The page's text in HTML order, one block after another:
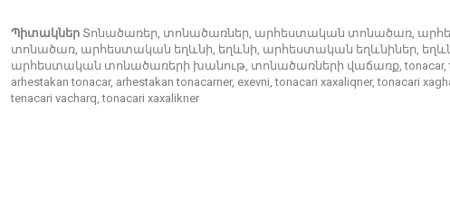
Պիտակներ Տոնածառեր տոնածառներ արհեստական տոնածառ
տոնածառ արհեստական եղևնի եղևնի արհեստական եղևնիներ
արհեստական տոնածառերի խանութ տոնածառների վաճառք ,tonacar,
arhestakan tonacar, arhestakan tonacarner, exevni ,tonacari xaxaliqner,tonacari
tenacari vacharq ,tonacari xaxalikner